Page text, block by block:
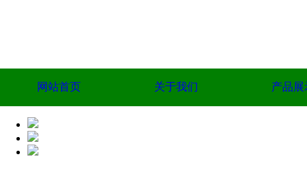
网站首页 关于我们 产品展